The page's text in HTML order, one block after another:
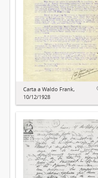
Carta a Waldo Frank,
10/12/1928